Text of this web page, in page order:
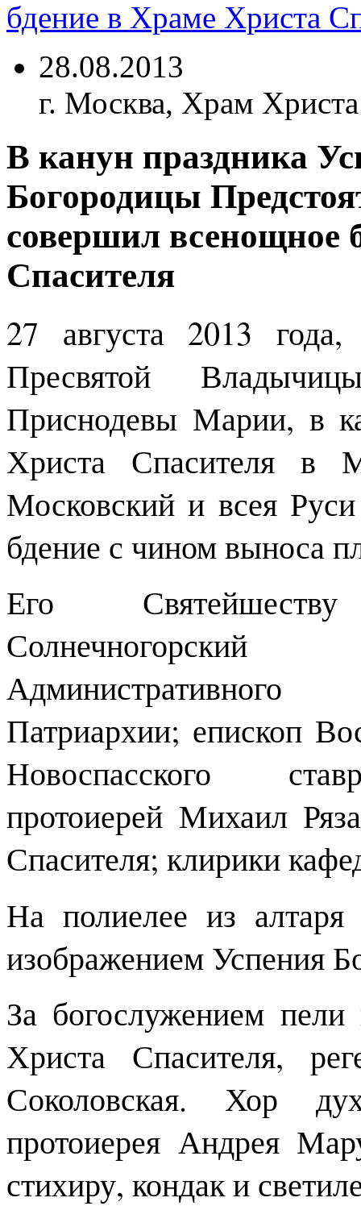
28.08.2013
г. Москва, Храм
В канун праздника
Богородицы
совершил всенощное
Спасителя
27 августа 2013
Пресвятой
Приснодевы Марии, в
Христа Спасителя в
Московский и всея
бдение с чином выноса
Его
Солнечногорский
Административного
Патриархии; епископ
Новоспасского
протоиерей Михаил
Спасителя; клирики
На полиелее из
изображением Успения
За богослужением
Христа Спасителя,
Соколовская. Хор
протоиерея Андрея
стихиру, кондак и